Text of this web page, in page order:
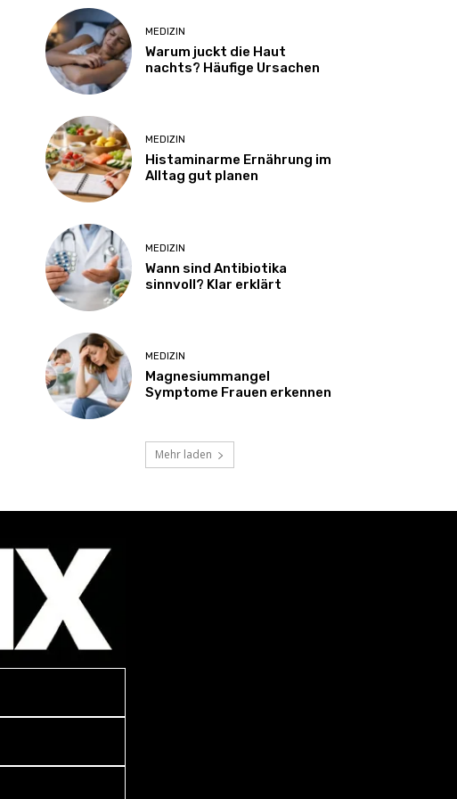
MEDIZIN
Warum juckt die Haut
nachts? Häufige Ursachen
MEDIZIN
Histaminarme Ernährung im
Alltag gut planen
MEDIZIN
Wann sind Antibiotika
sinnvoll? Klar erklärt
MEDIZIN
Magnesiummangel
Symptome Frauen erkennen
Mehr laden